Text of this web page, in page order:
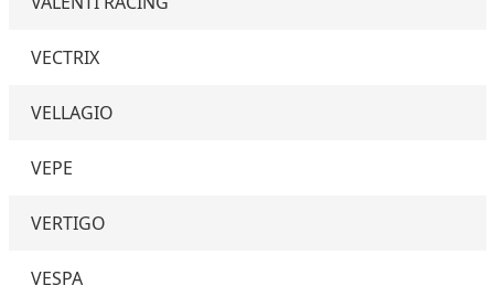
VECTRIX
VELLAGIO
VEPE
VERTIGO
VESPA